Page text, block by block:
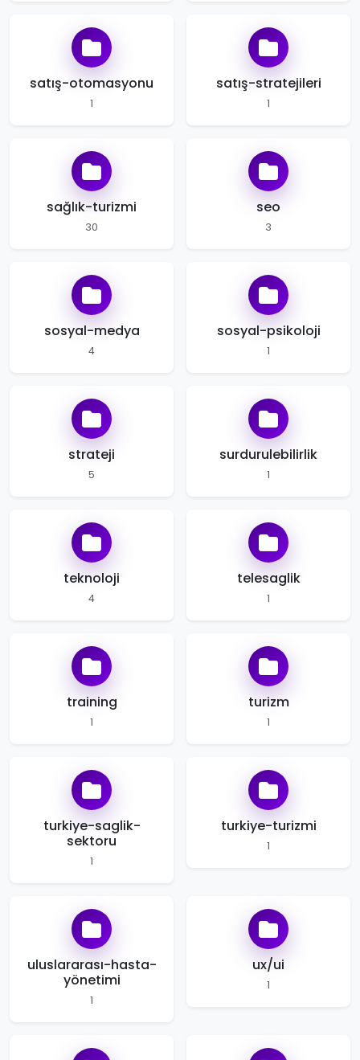
satış-otomasyonu
1
satış-stratejileri
1
sağlık-turizmi
30
seo
3
sosyal-medya
4
sosyal-psikoloji
1
strateji
5
surdurulebilirlik
1
teknoloji
4
telesaglik
1
training
1
turizm
1
turkiye-saglik-
sektoru
1
turkiye-turizmi
1
uluslararası-hasta-
yönetimi
1
ux/ui
1